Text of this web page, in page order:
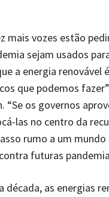
mais vozes estão
sejam usados
a energia
que podemos
“Se os governos
las no centro da
rumo a um
futuras
década, as energias